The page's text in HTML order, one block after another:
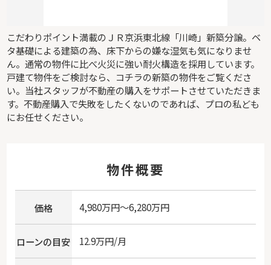
こだわりポイント満載のＪＲ京浜東北線「川崎」新築分譲。ベ
タ基礎による建築の為、床下からの嫌な湿気も気になりませ
ん。通常の物件に比べ火災に強い耐火構造を採用しています。
戸建て物件をご検討なら、コチラの新築の物件をご覧くださ
い。当社スタッフが不動産の購入をサポートさせていただきま
す。不動産購入で失敗をしたくないのであれば、プロの私ども
にお任せください。
物件概要
価格 4,980万円～6,280万円
ローンの目安 12.9万円/月